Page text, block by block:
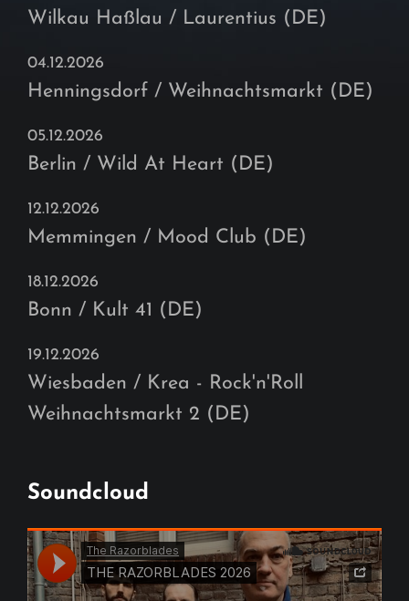
Wilkau Haßlau / Laurentius (DE)
04.12.2026
Henningsdorf / Weihnachtsmarkt (DE)
05.12.2026
Berlin / Wild At Heart (DE)
12.12.2026
Memmingen / Mood Club (DE)
18.12.2026
Bonn / Kult 41 (DE)
19.12.2026
Wiesbaden / Krea - Rock'n'Roll
Weihnachtsmarkt 2 (DE)
Soundcloud